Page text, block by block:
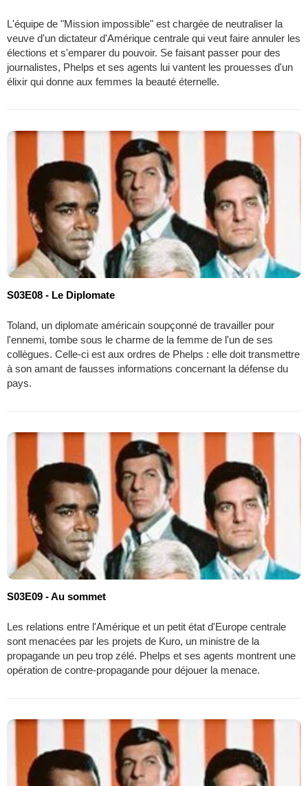
L'équipe de "Mission impossible" est chargée de neutraliser la
veuve d'un dictateur d'Amérique centrale qui veut faire annuler les
élections et s'emparer du pouvoir. Se faisant passer pour des
journalistes, Phelps et ses agents lui vantent les prouesses d'un
élixir qui donne aux femmes la beauté éternelle.
S03E08 - Le Diplomate
Toland, un diplomate américain soupçonné de travailler pour
l'ennemi, tombe sous le charme de la femme de l'un de ses
collègues. Celle-ci est aux ordres de Phelps : elle doit transmettre
à son amant de fausses informations concernant la défense du
pays.
S03E09 - Au sommet
Les relations entre l'Amérique et un petit état d'Europe centrale
sont menacées par les projets de Kuro, un ministre de la
propagande un peu trop zélé. Phelps et ses agents montrent une
opération de contre-propagande pour déjouer la menace.